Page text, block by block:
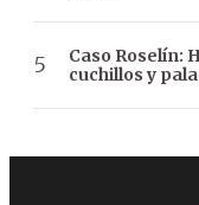
Caso Roselín:
cuchillos y